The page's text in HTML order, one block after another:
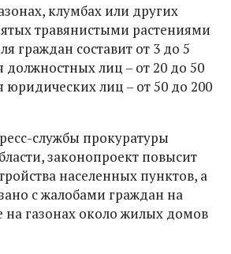
клумбах или других
травянистыми растениями
граждан составит от 3 до 5
должностных лиц – от 20 до 50
юридических лиц – от 50 до 200
службы прокуратуры
законопроект повысит
населенных пунктов, а
с жалобами граждан на
газонах около жилых домов